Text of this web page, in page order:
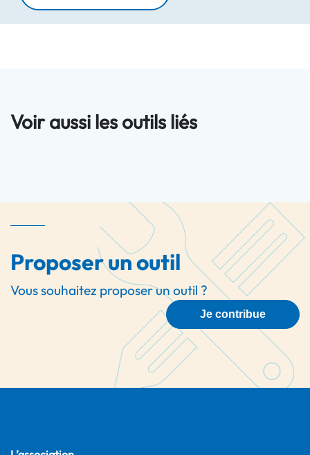
Voir aussi les outils liés
Proposer un outil
Vous souhaitez proposer un outil ?
Je contribue